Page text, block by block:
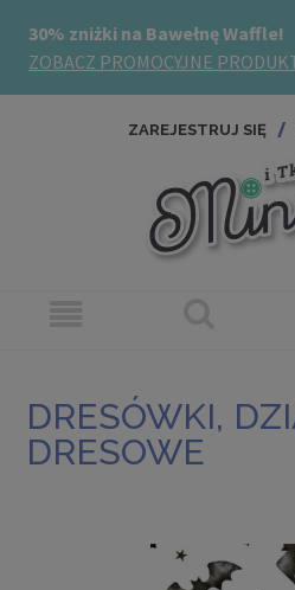
ZAREJESTRUJ SIĘ
DRESÓWKI,
DRESOWE